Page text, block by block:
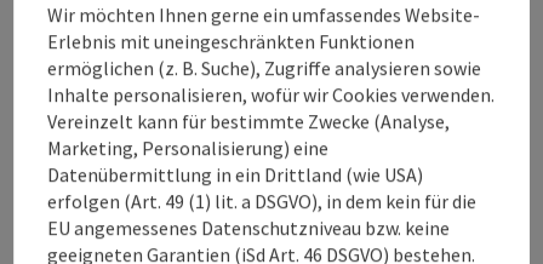
Copyright
Magistrat Steyr
Beitrag merken
zum Merkzettel
Beitrag drucken
In der Nähe
Wir möchten Ihnen gerne ein umfassendes Website-
Erlebnis mit uneingeschränkten Funktionen
ermöglichen (z. B. Suche), Zugriffe analysieren sowie
Inhalte personalisieren, wofür wir Cookies verwenden.
Vereinzelt kann für bestimmte Zwecke (Analyse,
Marketing, Personalisierung) eine
Datenübermittlung in ein Drittland (wie USA)
erfolgen (Art. 49 (1) lit. a DSGVO), in dem kein für die
EU angemessenes Datenschutzniveau bzw. keine
geeigneten Garantien (iSd Art. 46 DSGVO) bestehen.